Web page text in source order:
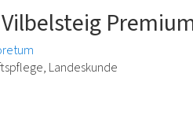
Landeskunde